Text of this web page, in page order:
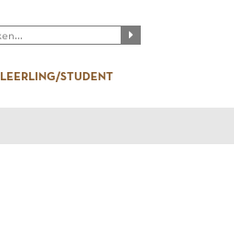
LEERLING/STUDENT